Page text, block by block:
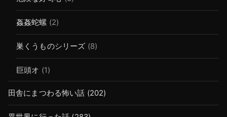
姦姦蛇螺 (2)
巣くうものシリーズ (8)
巨頭オ (1)
田舎にまつわる怖い話 (202)